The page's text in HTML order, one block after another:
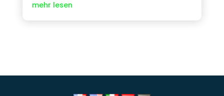
mehr lesen